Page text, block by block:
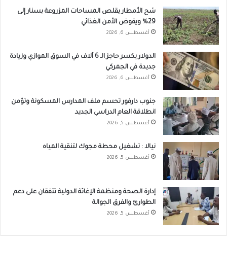
شح الأمطار يقلص المساحات المزروعة بسنار إلى
29% ويقوض الأمن الغذائي
أغسطس 6, 2026
الدولار يكسر حاجز الـ 6 آلاف في السوق الموازي وزيادة
جديدة في الجمركي
أغسطس 6, 2026
جنوب دارفور تحسم ملف المدارس المسكونة وتؤمن
انطلاقة العام الدراسي الجديد
أغسطس 5, 2026
نيالا : تشغيل محطة مجوك لتنقية المياه
أغسطس 5, 2026
إدارة الصحة ومنظمة الإغاثة الدولية تتفقان على دعم
الطوارئ والفرق الجوالة
أغسطس 5, 2026